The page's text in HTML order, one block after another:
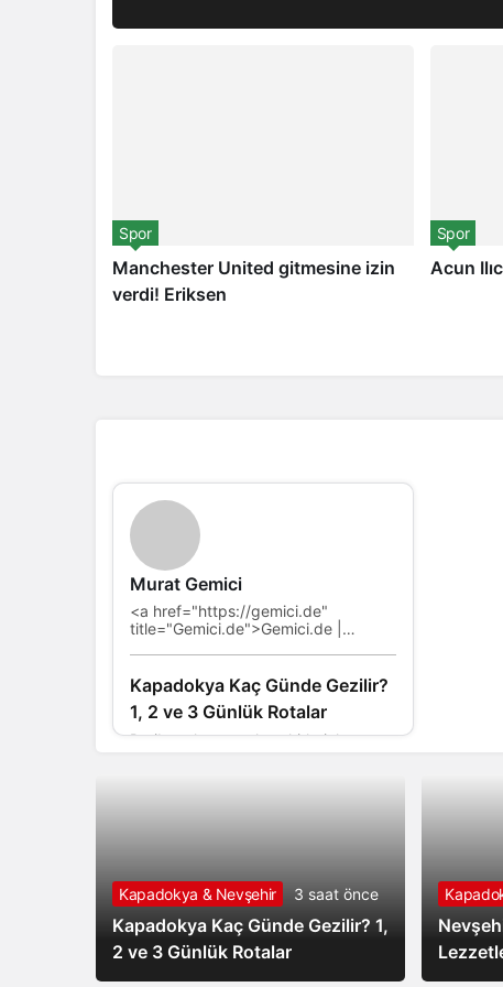
Spor
Manchester United gitmesine izin
verdi! Eriksen
Spor
Acun
Murat Gemici
<a href="https://gemici.de"
title="Gemici.de">Gemici.de |
Kapadokya Kaç Günde Gezilir?
1, 2 ve 3 Günlük Rotalar
Peribacaları, yeraltı şehirleri, kaya
Kapadokya & Nevşehir 3 saat önce
Kapadokya Kaç Günde Gezilir? 1,
2 ve 3 Günlük Rotalar